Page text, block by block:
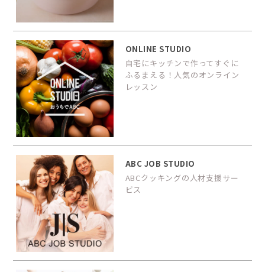
ONLINE STUDIO
自宅にキッチンで作ってすぐに
ふるまえる！人気のオンライン
レッスン
ABC JOB STUDIO
ABCクッキングの人材支援サー
ビス